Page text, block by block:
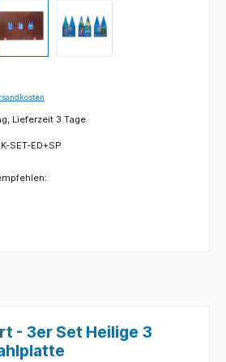
Lieferzeit 3 Tage
SET-ED+SP
- 3er Set Heilige 3